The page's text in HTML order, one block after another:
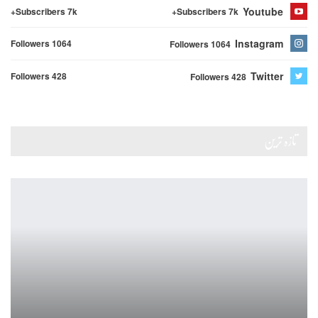
Youtube
Subscribers 7k+
Subscribers 7k+
Instagram
Followers 1064
Followers 1064
Twitter
Followers 428
Followers 428